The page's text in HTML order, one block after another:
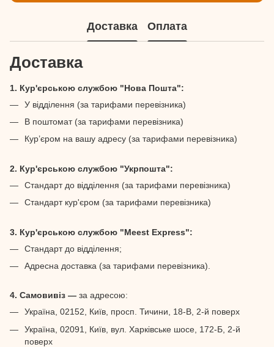
Доставка Оплата
Доставка
1. Кур'єрською службою "Нова Пошта":
У відділення (за тарифами перевізника)
В поштомат (за тарифами перевізника)
Кур’єром на вашу адресу (за тарифами перевізника)
2. Кур'єрською службою "Укрпошта":
Стандарт до відділення (за тарифами перевізника)
Стандарт кур'єром (за тарифами перевізника)
3. Кур'єрською службою "Meest Express":
Стандарт до відділення;
Адресна доставка (за тарифами перевізника).
4. Самовивіз — за адресою:
Україна, 02152, Київ, просп. Тичини, 18-В, 2-й поверх
Україна, 02091, Київ, вул. Харківське шосе, 172-Б, 2-й
поверх